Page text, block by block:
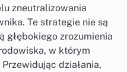
zneutralizowania
Te strategie nie są
głębokiego zrozumienia
w którym
działania,